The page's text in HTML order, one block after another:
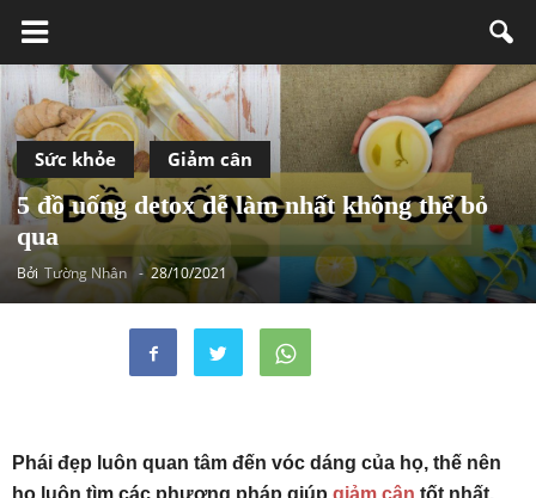
Sức khỏe Giảm cân
5 đồ uống detox dễ làm nhất không thể bỏ
qua
Bởi Tường Nhân - 28/10/2021
Phái đẹp luôn quan tâm đến vóc dáng của họ, thế nên
họ luôn tìm các phương pháp giúp giảm cân tốt nhất.